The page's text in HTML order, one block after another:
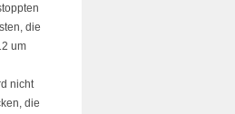
die
um
nicht
die